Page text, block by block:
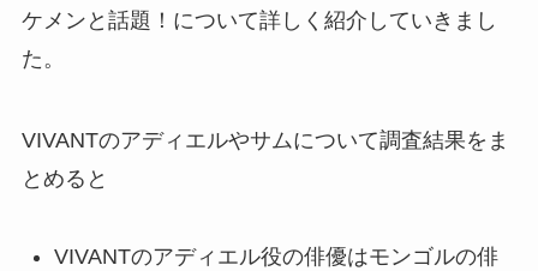
ケメンと話題！について詳しく紹介していきまし
た。
VIVANTのアディエルやサムについて調査結果をま
とめると
VIVANTのアディエル役の俳優はモンゴルの俳